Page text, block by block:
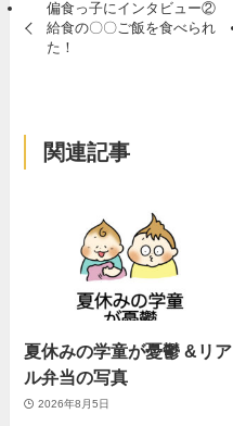
偏食っ子にインタビュー②
給食の〇〇ご飯を食べられ
た！
関連記事
夏休みの学童が憂鬱 &リア
ル弁当の写真
2026年8月5日